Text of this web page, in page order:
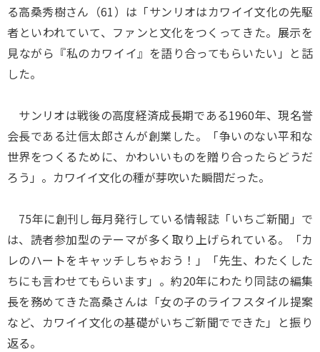
る高桑秀樹さん（61）は「サンリオはカワイイ文化の先駆
者といわれていて、ファンと文化をつくってきた。展示を
見ながら『私のカワイイ』を語り合ってもらいたい」と話
した。
サンリオは戦後の高度経済成長期である1960年、現名誉
会長である辻信太郎さんが創業した。「争いのない平和な
世界をつくるために、かわいいものを贈り合ったらどうだ
ろう」。カワイイ文化の種が芽吹いた瞬間だった。
75年に創刊し毎月発行している情報誌「いちご新聞」で
は、読者参加型のテーマが多く取り上げられている。「カ
レのハートをキャッチしちゃおう！」「先生、わたくした
ちにも言わせてもらいます」。約20年にわたり同誌の編集
長を務めてきた高桑さんは「女の子のライフスタイル提案
など、カワイイ文化の基礎がいちご新聞でできた」と振り
返る。